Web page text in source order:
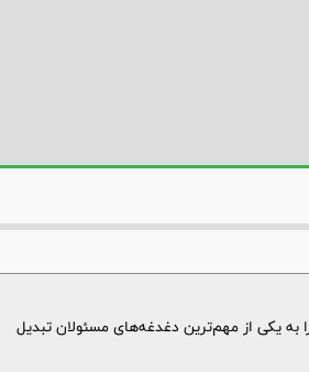
یکی از مهم‌ترین دغدغه‌های مسئولان تبدیل